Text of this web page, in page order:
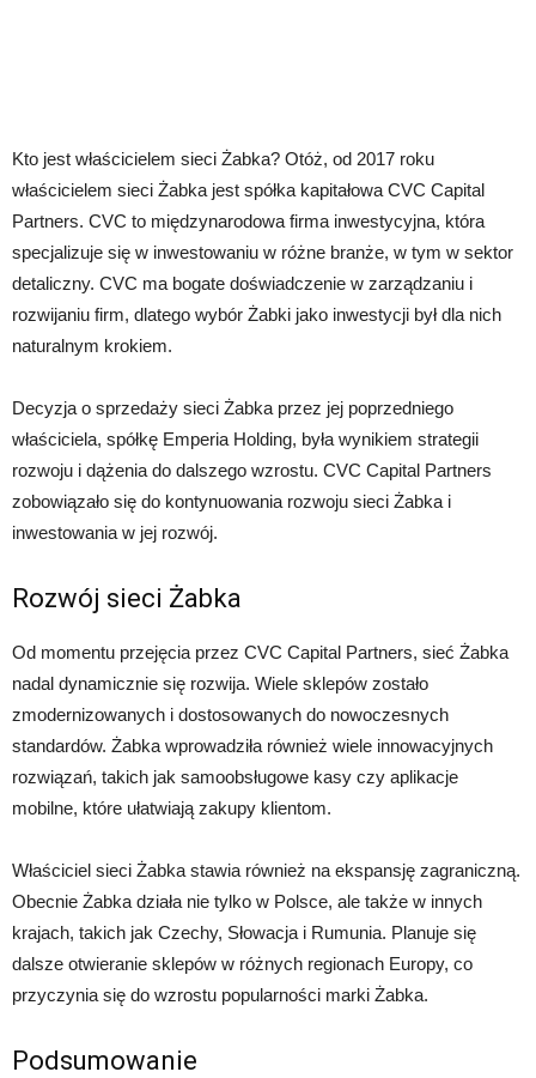
Kto jest właścicielem sieci Żabka? Otóż, od 2017 roku
właścicielem sieci Żabka jest spółka kapitałowa CVC Capital
Partners. CVC to międzynarodowa firma inwestycyjna, która
specjalizuje się w inwestowaniu w różne branże, w tym w sektor
detaliczny. CVC ma bogate doświadczenie w zarządzaniu i
rozwijaniu firm, dlatego wybór Żabki jako inwestycji był dla nich
naturalnym krokiem.
Decyzja o sprzedaży sieci Żabka przez jej poprzedniego
właściciela, spółkę Emperia Holding, była wynikiem strategii
rozwoju i dążenia do dalszego wzrostu. CVC Capital Partners
zobowiązało się do kontynuowania rozwoju sieci Żabka i
inwestowania w jej rozwój.
Rozwój sieci Żabka
Od momentu przejęcia przez CVC Capital Partners, sieć Żabka
nadal dynamicznie się rozwija. Wiele sklepów zostało
zmodernizowanych i dostosowanych do nowoczesnych
standardów. Żabka wprowadziła również wiele innowacyjnych
rozwiązań, takich jak samoobsługowe kasy czy aplikacje
mobilne, które ułatwiają zakupy klientom.
Właściciel sieci Żabka stawia również na ekspansję zagraniczną.
Obecnie Żabka działa nie tylko w Polsce, ale także w innych
krajach, takich jak Czechy, Słowacja i Rumunia. Planuje się
dalsze otwieranie sklepów w różnych regionach Europy, co
przyczynia się do wzrostu popularności marki Żabka.
Podsumowanie